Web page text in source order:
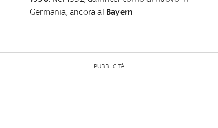
Germania, ancora al Bayern
PUBBLICITÀ